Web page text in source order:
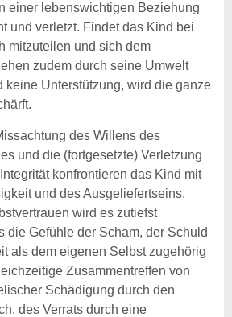
einer lebenswichtigen Beziehung
und verletzt. Findet das Kind bei
mitzuteilen und sich dem
zudem durch seine Umwelt
keine Unterstützung, wird die ganze
des Willens des
und die (fortgesetzte) Verletzung
konfrontieren das Kind mit
und des Ausgeliefertseins.
wird es zutiefst
die Gefühle der Scham, der Schuld
als dem eigenen Selbst zugehörig
Zusammentreffen von
Schädigung durch den
des Verrats durch eine